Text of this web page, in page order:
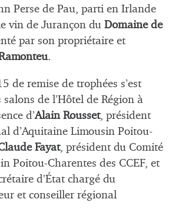
Perse de Pau, parti en Irlande
vin de Jurançon du Domaine de
par son propriétaire et
.
de remise de trophées s’est
de l’Hôtel de Région à
d’Alain Rousset, président
d’Aquitaine Limousin Poitou-
Fayat, président du Comité
Poitou-Charentes des CCEF, et
d’État chargé du
et conseiller régional